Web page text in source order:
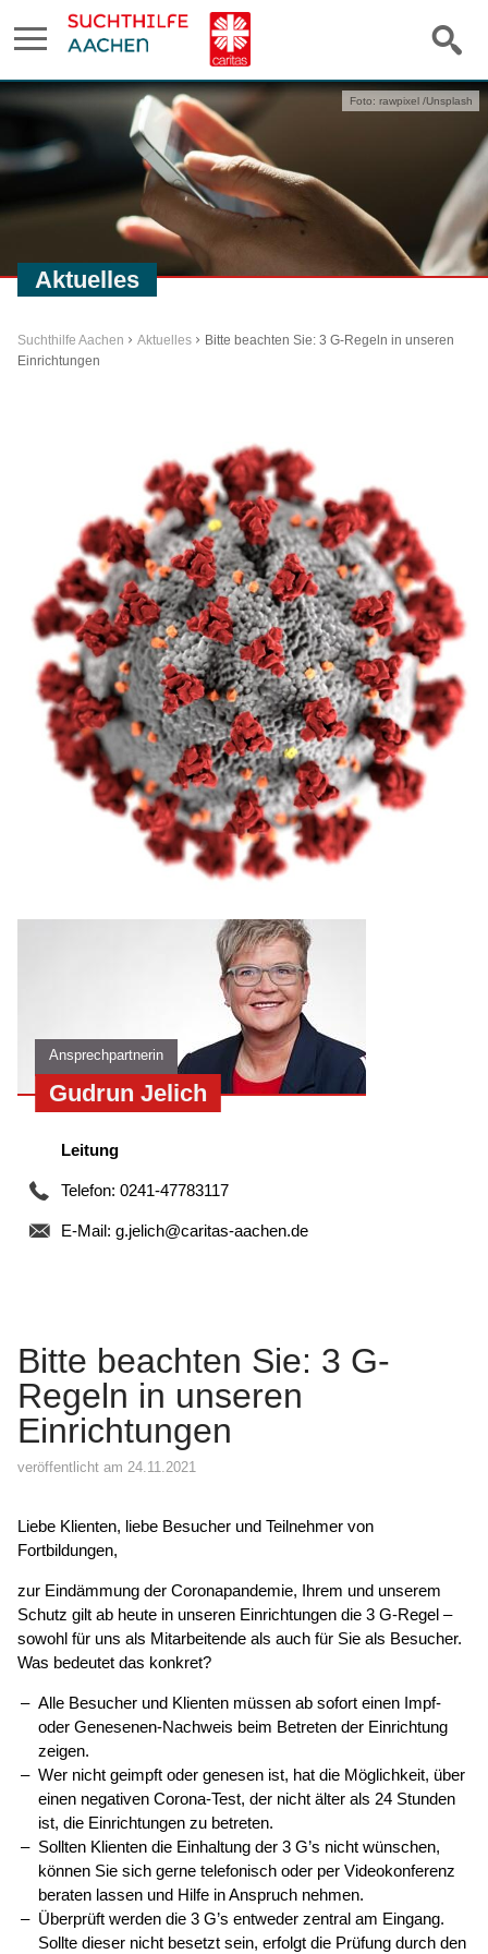
Aktuelles
Foto: rawpixel /Unsplash
Suchthilfe Aachen Aktuelles
Bitte beachten Sie: 3 G-Regeln in unseren
Einrichtungen
Bitte beachten Sie: 3 G-
Regeln in unseren
Einrichtungen
veröffentlicht am 24.11.2021
Liebe Klienten, liebe Besucher und Teilnehmer von
Fortbildungen,
zur Eindämmung der Coronapandemie, Ihrem und unserem
Schutz gilt ab heute in unseren Einrichtungen die 3 G-Regel –
sowohl für uns als Mitarbeitende als auch für Sie als Besucher.
Was bedeutet das konkret?
Alle Besucher und Klienten müssen ab sofort einen Impf-
oder Genesenen-Nachweis beim Betreten der Einrichtung
zeigen.
Wer nicht geimpft oder genesen ist, hat die Möglichkeit, über
einen negativen Corona-Test, der nicht älter als 24 Stunden
ist, die Einrichtungen zu betreten.
Sollten Klienten die Einhaltung der 3 G’s nicht wünschen,
können Sie sich gerne telefonisch oder per Videokonferenz
beraten lassen und Hilfe in Anspruch nehmen.
Überprüft werden die 3 G’s entweder zentral am Eingang.
Sollte dieser nicht besetzt sein, erfolgt die Prüfung durch den
Ansprechpartnerin
Gudrun Jelich
Leitung
Telefon: 0241-47783117
E-Mail: g.jelich@caritas-aachen.de